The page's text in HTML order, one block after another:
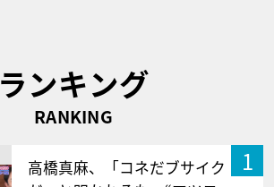
ランキング
RANKING
1
高橋真麻、「コネだブサイク